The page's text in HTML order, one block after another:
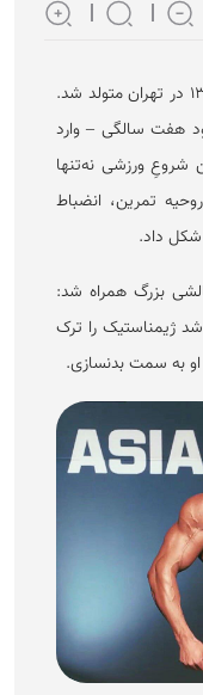
محمد کاشانکی در ۲۹ شهریور ۱۳۶۱ در تهران متولد شد.
هفت سالگی – وارد
شروعِ ورزشی نه‌تنها
تمرین، انضباط
شکل داد.
بزرگ همراه شد:
ژیمناستیک را ترک
او به سمت بدنسازی.